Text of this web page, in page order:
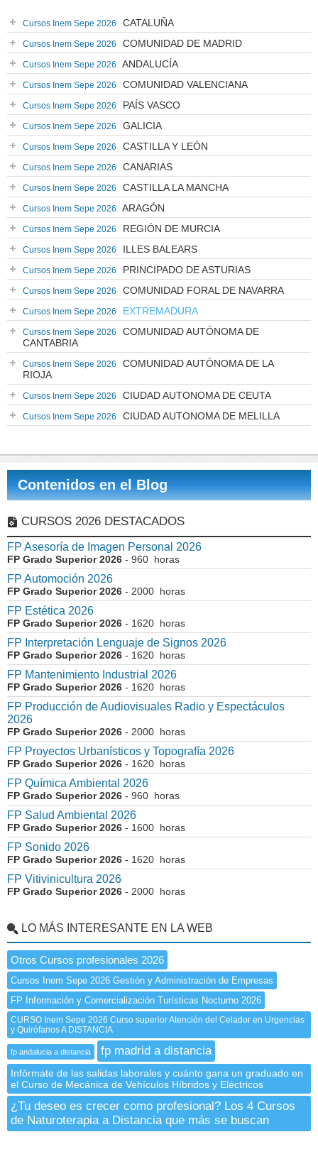
Cursos Inem Sepe 2026 CATALUÑA
Cursos Inem Sepe 2026 COMUNIDAD DE MADRID
Cursos Inem Sepe 2026 ANDALUCÍA
Cursos Inem Sepe 2026 COMUNIDAD VALENCIANA
Cursos Inem Sepe 2026 PAÍS VASCO
Cursos Inem Sepe 2026 GALICIA
Cursos Inem Sepe 2026 CASTILLA Y LEÓN
Cursos Inem Sepe 2026 CANARIAS
Cursos Inem Sepe 2026 CASTILLA LA MANCHA
Cursos Inem Sepe 2026 ARAGÓN
Cursos Inem Sepe 2026 REGIÓN DE MURCIA
Cursos Inem Sepe 2026 ILLES BALEARS
Cursos Inem Sepe 2026 PRINCIPADO DE ASTURIAS
Cursos Inem Sepe 2026 COMUNIDAD FORAL DE NAVARRA
Cursos Inem Sepe 2026 EXTREMADURA
Cursos Inem Sepe 2026
COMUNIDAD AUTÓNOMA DE
CANTABRIA
Cursos Inem Sepe 2026
COMUNIDAD AUTÓNOMA DE LA
RIOJA
Cursos Inem Sepe 2026 CIUDAD AUTONOMA DE CEUTA
Cursos Inem Sepe 2026 CIUDAD AUTONOMA DE MELILLA
Contenidos en el Blog
CURSOS 2026 DESTACADOS
FP Asesoría de Imagen Personal 2026
FP Grado Superior 2026 - 960 horas
FP Automoción 2026
FP Grado Superior 2026 - 2000 horas
FP Estética 2026
FP Grado Superior 2026 - 1620 horas
FP Interpretación Lenguaje de Signos 2026
FP Grado Superior 2026 - 1620 horas
FP Mantenimiento Industrial 2026
FP Grado Superior 2026 - 1620 horas
FP Producción de Audiovisuales Radio y Espectáculos
2026
FP Grado Superior 2026 - 2000 horas
FP Proyectos Urbanísticos y Topografía 2026
FP Grado Superior 2026 - 1620 horas
FP Química Ambiental 2026
FP Grado Superior 2026 - 960 horas
FP Salud Ambiental 2026
FP Grado Superior 2026 - 1600 horas
FP Sonido 2026
FP Grado Superior 2026 - 1620 horas
FP Vitivinicultura 2026
FP Grado Superior 2026 - 2000 horas
LO MÁS INTERESANTE EN LA WEB
Otros Cursos profesionales 2026
Cursos Inem Sepe 2026 Gestión y Administración de Empresas
FP Información y Comercialización Turísticas Nocturno 2026
CURSO Inem Sepe 2026 Curso superior Atención del Celador en Urgencias
y Quirófanos A DISTANCIA
fp andalucia a distancia fp madrid a distancia
Infórmate de las salidas laborales y cuánto gana un graduado en
el Curso de Mecánica de Vehículos Híbridos y Eléctricos
¿Tu deseo es crecer como profesional? Los 4 Cursos
de Naturoterapia a Distancia que más se buscan